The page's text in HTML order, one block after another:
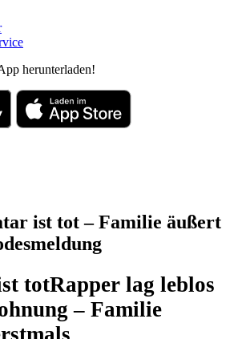
herunterladen!
ist tot – Familie äußert
totRapper lag leblos
– Familie